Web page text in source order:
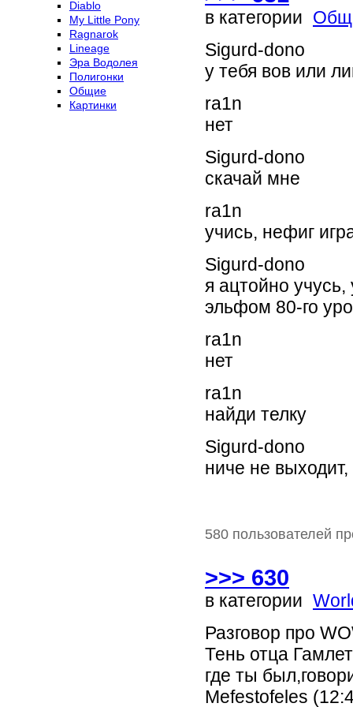
в категории
Sigurd-dono
у тебя вов или
ra1n
нет
Sigurd-dono
скачай мне
ra1n
учись, нефиг
Sigurd-dono
я ацтойно
эльфом 80-го
ra1n
нет
ra1n
найди телку
Sigurd-dono
ниче не
580 пользователей
>>> 630
в категории
Разговор про
Тень отца
где ты
Mefestofeles
Diablo
My Little Pony
Ragnarok
Lineage
Эра Водолея
Полигонки
Общие
Картинки